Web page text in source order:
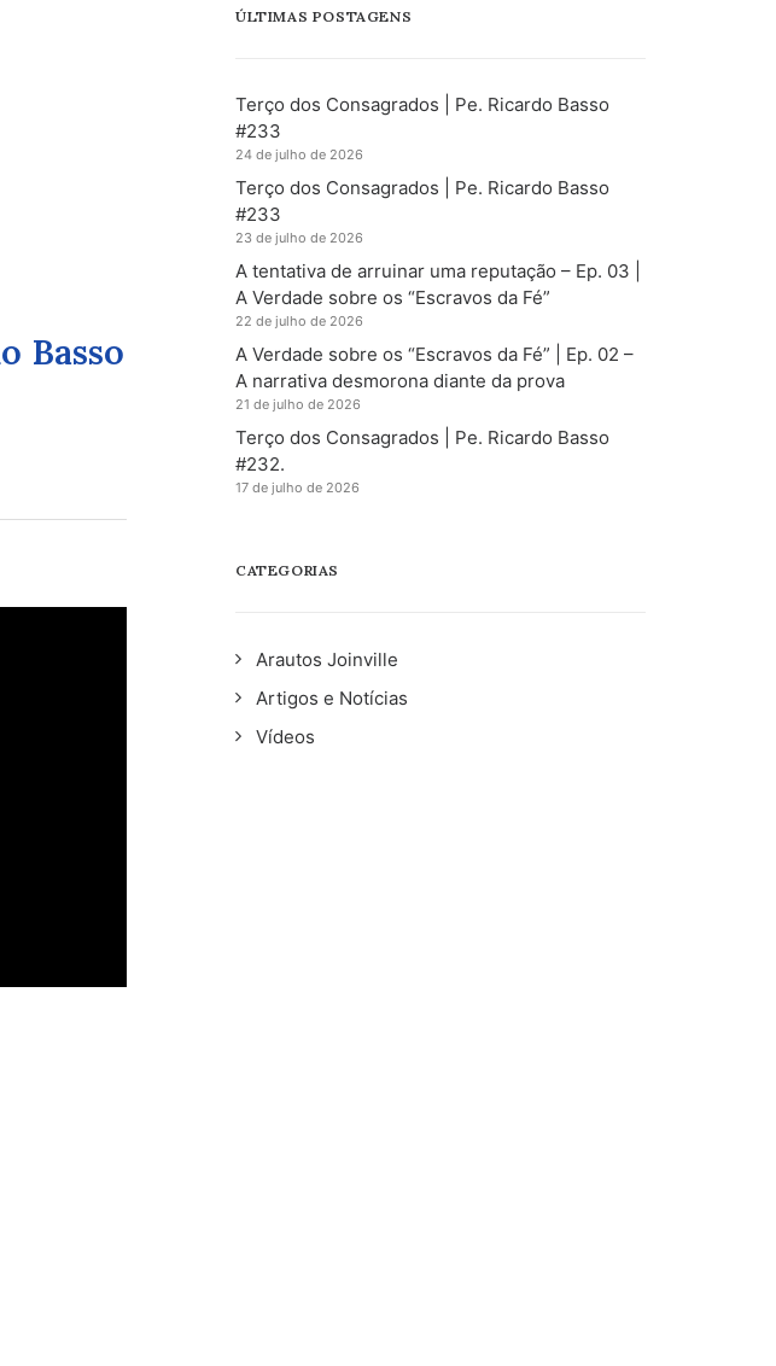
Basso
ÚLTIMAS POSTAGENS
Terço dos Consagrados | Pe. Ricardo Basso
#233
24 de julho de 2026
Terço dos Consagrados | Pe. Ricardo Basso
#233
23 de julho de 2026
A tentativa de arruinar uma reputação – Ep. 03 |
A Verdade sobre os “Escravos da Fé”
22 de julho de 2026
A Verdade sobre os “Escravos da Fé” | Ep. 02 –
A narrativa desmorona diante da prova
21 de julho de 2026
Terço dos Consagrados | Pe. Ricardo Basso
#232.
17 de julho de 2026
CATEGORIAS
Arautos Joinville
Artigos e Notícias
Vídeos